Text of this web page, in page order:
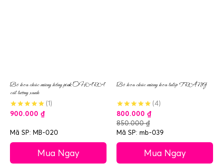
Bó hoa chúc mừng hồng pink OHARA
cát tường xanh
(1)
900.000 ₫
Mã SP: MB-020
Mua Ngay
Bó hoa chúc mừng hoa tulip TRẮNG
(4)
800.000 ₫
850.000₫
Mã SP: mb-039
Mua Ngay